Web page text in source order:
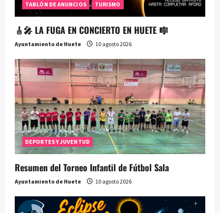
TABLÓN DE ANUNCIOS
TURISMO
🎸🎤 LA FUGA EN CONCIERTO EN HUETE 🎼
Ayuntamiento de Huete 10 agosto 2026
DEPORTES Y JUVENTUD
Resumen del Torneo Infantil de Fútbol Sala
Ayuntamiento de Huete 10 agosto 2026